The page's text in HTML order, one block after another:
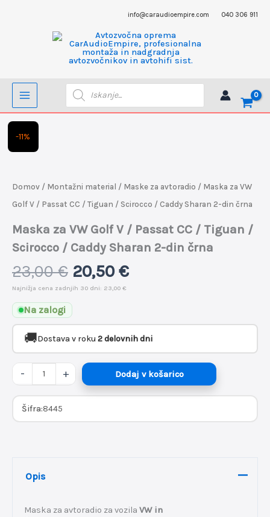
info@caraudioempire.com 040 306 911
Products
search
-11%
Domov / Montažni material / Maske za avtoradio / Maska za VW
Golf V / Passat CC / Tiguan / Scirocco / Caddy Sharan 2-din črna
Maska za VW Golf V / Passat CC / Tiguan /
Scirocco / Caddy Sharan 2-din črna
23,00€
bila:
23,00 €.
20,50 €
20,50 €.
Najnižja cena zadnjih 30 dni: 23,00 €
Na zalogi
🚚Dostava v roku 2 delovnih dni
-
Maska
za
Golf
V
/
Tiguan
/
Scirocco
Caddy
2-
din
+ Dodaj v košarico
Šifra:8445
Opis
Maska za avtoradio za vozila VW in